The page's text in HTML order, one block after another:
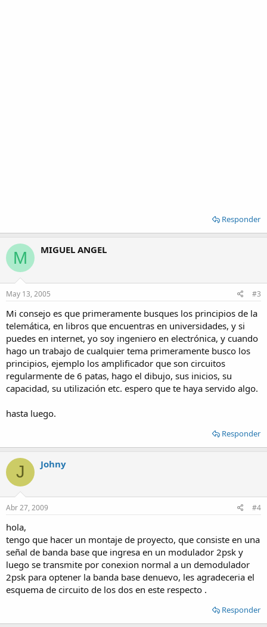
Responder
M MIGUEL ANGEL
May 13, 2005 #3
Mi consejo es que primeramente busques los principios de la
telemática, en libros que encuentras en universidades, y si
puedes en internet, yo soy ingeniero en electrónica, y cuando
hago un trabajo de cualquier tema primeramente busco los
principios, ejemplo los amplificador que son circuitos
regularmente de 6 patas, hago el dibujo, sus inicios, su
capacidad, su utilización etc. espero que te haya servido algo.
hasta luego.
Responder
J Johny
Abr 27, 2009 #4
hola,
tengo que hacer un montaje de proyecto, que consiste en una
señal de banda base que ingresa en un modulador 2psk y
luego se transmite por conexion normal a un demodulador
2psk para optener la banda base denuevo, les agradeceria el
esquema de circuito de los dos en este respecto .
Responder